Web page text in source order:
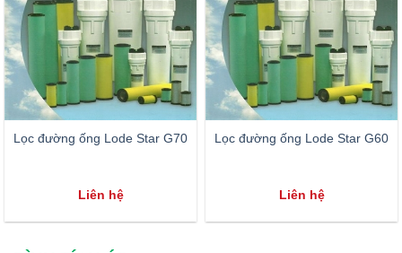
Lọc đường ống Lode Star G70
Liên hệ
Lọc đường ống Lode Star G60
Liên hệ